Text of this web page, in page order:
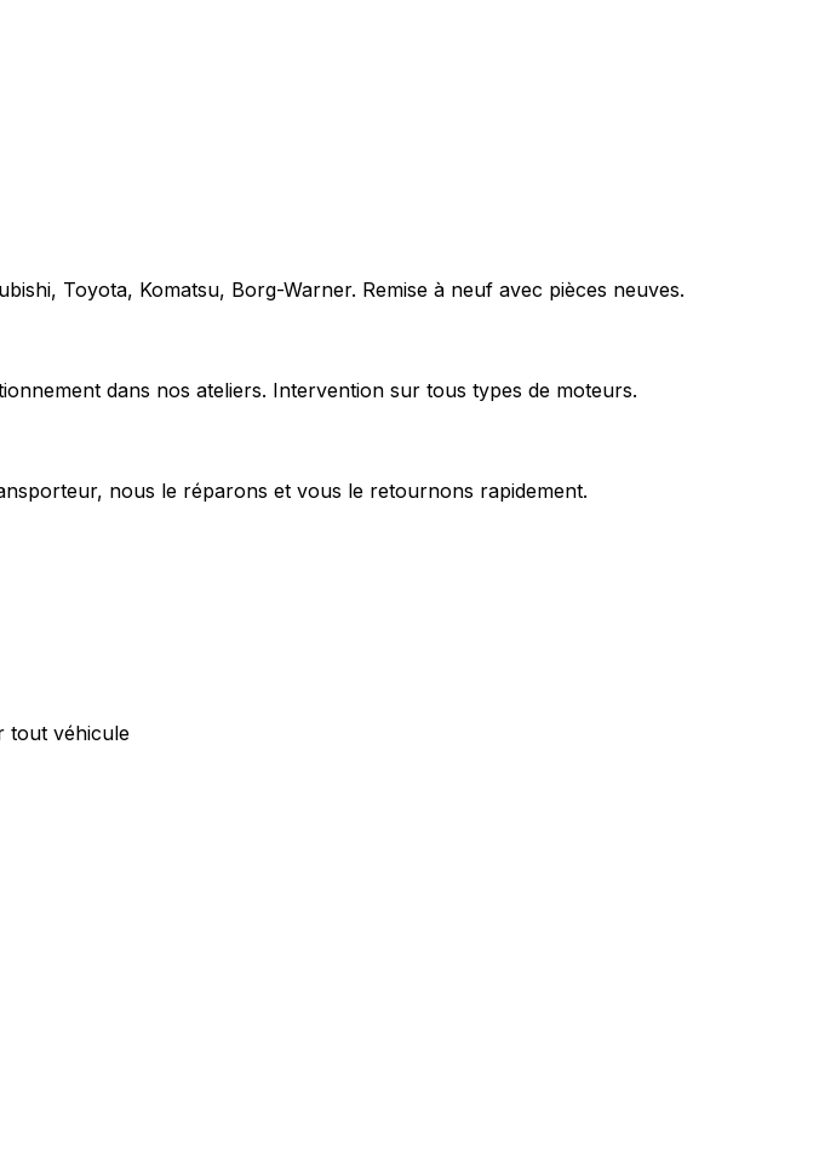
Toyota, Komatsu, Borg-Warner. Remise à neuf avec pièces neuves.
dans nos ateliers. Intervention sur tous types de moteurs.
nous le réparons et vous le retournons rapidement.
tout véhicule